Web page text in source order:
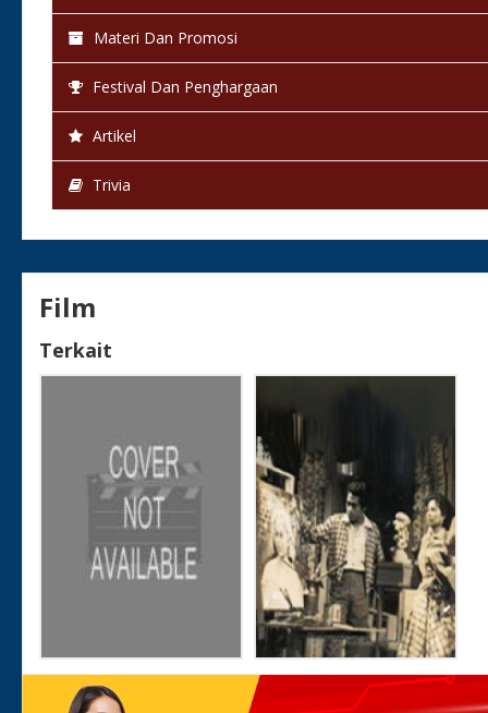
Materi Dan Promosi
Festival Dan Penghargaan
Artikel
Trivia
Film
Terkait